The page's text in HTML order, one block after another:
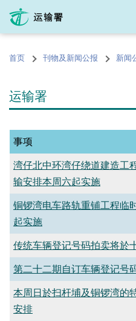
内
的首页 刊物及新闻公报 新闻
运输署
事项
湾仔北中环湾仔绕道建造工
输安排本周六起实施
铜锣湾电车路轨重铺工程临
起实施
传统车辆登记号码拍卖将於
第二十二期自订车辆登记号
本周日於扫杆埔及铜锣湾的
安排